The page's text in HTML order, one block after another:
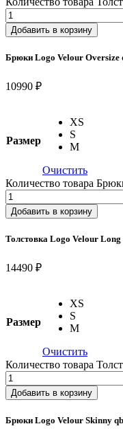
Добавить в корзину
Брюки Logo Velour Oversize
10990 ₽
Размер
XS
S
M
Очистить
Количество товара
Добавить в корзину
Толстовка Logo Velour
14490 ₽
Размер
XS
S
M
Очистить
Количество товара
Добавить в корзину
Брюки Logo Velour Skinny